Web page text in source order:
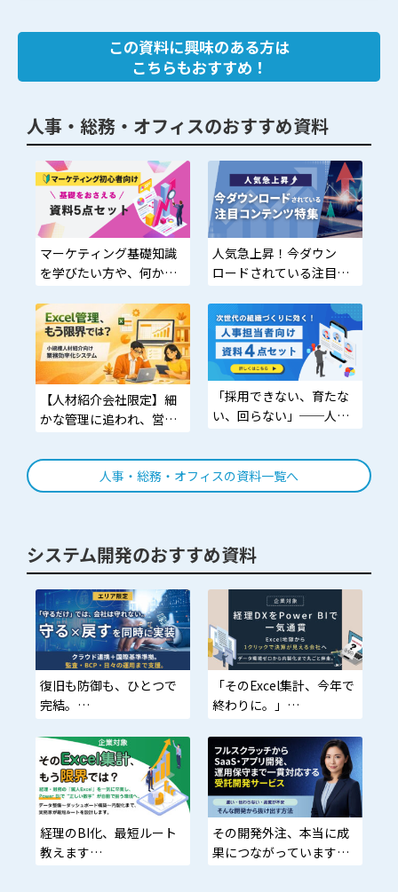
この資料に興味のある方は
こちらもおすすめ！
人事・総務・オフィスのおすすめ資料
マーケティング基礎知識
を学びたい方や、何から
い方に最適
人気急上昇！今ダウン
ロードされている注目コ
【人材紹介会社限定】細
かな管理に追われ、営業
を諦めかける方
「採用できない、育たな
い、回らない」──人
に効く“プロの知見”が無
料で手に入る！
人事・総務・オフィスの資料一覧へ
システム開発のおすすめ資料
復旧も防御も、ひとつで
完結。
止めない・盗らせない・
戻せる
統合型ソリューションで
一本化。北陸・長野に伴
走導入。
「そのExcel集計、今年で
終わりに。」
Power BI×経理実務のプ
ロが、“集計担当ゼロでも
回る”管理会計ダッシュ
ボードを構築します。
経理のBI化、最短ルート
教えます
その開発外注、本当に成
果につながっています